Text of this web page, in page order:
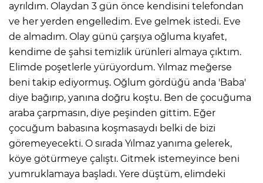
ayrıldım. Olaydan 3 gün önce kendisini telefondan
ve her yerden engelledim. Eve gelmek istedi. Eve
de almadım. Olay günü çarşıya oğluma kıyafet,
kendime de şahsi temizlik ürünleri almaya çıktım.
Elimde poşetlerle yürüyordum. Yılmaz meğerse
beni takip ediyormuş. Oğlum gördüğü anda 'Baba'
diye bağırıp, yanına doğru koştu. Ben de çocuğuma
araba çarpmasın, diye peşinden gittim. Eğer
çocuğum babasına koşmasaydı belki de bizi
göremeyecekti. O sırada Yılmaz yanıma gelerek,
köye götürmeye çalıştı. Gitmek istemeyince beni
yumruklamaya başladı. Yere düştüm, elimdeki